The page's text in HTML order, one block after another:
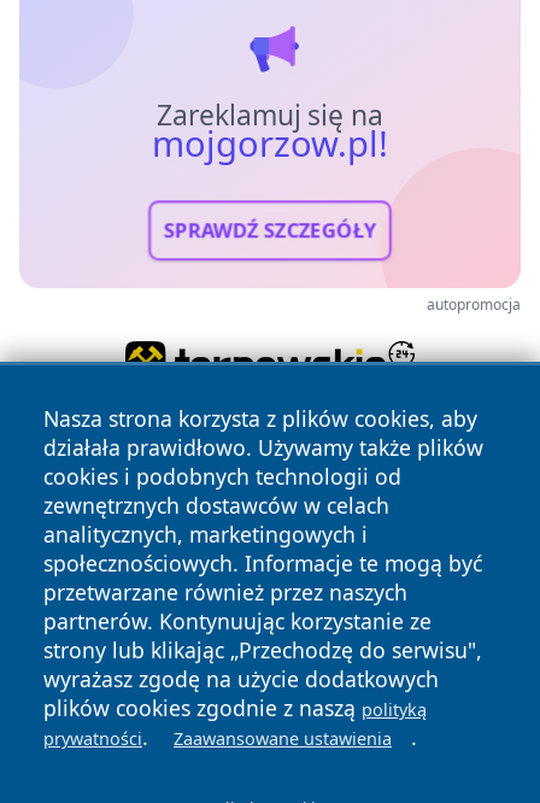
Zareklamuj się na
mojgorzow.pl!
SPRAWDŹ SZCZEGÓŁY
autopromocja
Nasza strona korzysta z plików cookies, aby
działała prawidłowo. Używamy także plików
cookies i podobnych technologii od
zewnętrznych dostawców w celach
analitycznych, marketingowych i
społecznościowych. Informacje te mogą być
przetwarzane również przez naszych
partnerów. Kontynuując korzystanie ze
strony lub klikając „Przechodzę do serwisu",
wyrażasz zgodę na użycie dodatkowych
plików cookies zgodnie z naszą polityką
prywatności. Zaawansowane ustawienia .
Copyright © 2026 mojgorzow.pl Wszystkie prawa zastrzeżone.
News Autorzy
Polityka
Prywatności
Polityka
Cookies